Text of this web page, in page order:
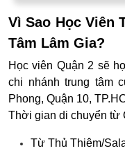
Vì Sao Học Viên
Tâm Lâm Gia?
Học viên Quận 2 sẽ
chi nhánh trung tâm
Phong, Quận 10,
Thời gian di chuyển từ
Từ Thủ Thiêm/